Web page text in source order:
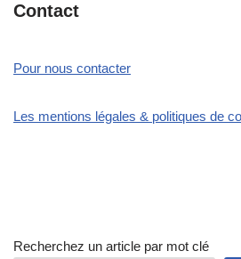
Contact
Pour nous contacter
Les mentions légales & politiques de
Recherchez un article par mot clé